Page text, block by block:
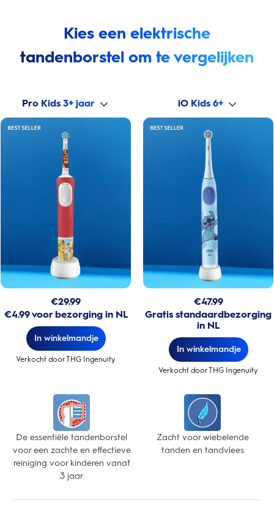
Kies een elektrische
tandenborstel om te vergelijken
Pro Kids 3+ jaar
€29.99
€4.99 voor bezorging in NL
In winkelmandje
Verkocht door THG Ingenuity
iO Kids 6+
€47.99
Gratis standaardbezorging
in NL
In winkelmandje
Verkocht door THG Ingenuity
De essentiële tandenborstel
voor een zachte en effectieve
reiniging voor kinderen vanaf
3 jaar
Zacht voor wiebelende
tanden en tandvlees